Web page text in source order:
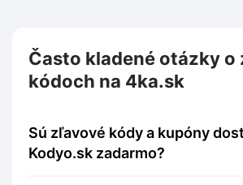
Často kladené otázky
kódoch na 4ka.sk
Sú zľavové kódy a kupóny dostupné na
Kodyo.sk zadarmo?